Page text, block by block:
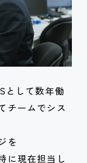
として数年働
チームでシス
を
に現在担当し